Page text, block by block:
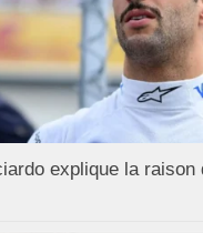
explique la raison